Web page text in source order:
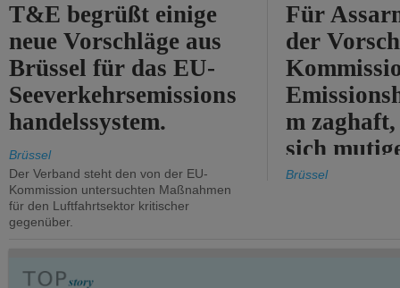
T&E begrüßt einige
neue Vorschläge aus
Brüssel für das EU-
Seeverkehrsemissions
handelssystem.
Brüssel
Der Verband steht den von der EU-
Kommission untersuchten Maßnahmen
für den Luftfahrtsektor kritischer
gegenüber.
Für
der
m
sich
Brüssel